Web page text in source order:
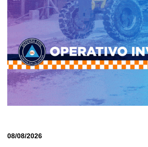
08/08/2026